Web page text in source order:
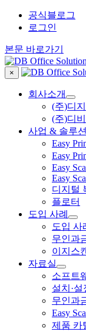
공식블로그
로그인
본문 바로가기
×
회사소개
(주)디
(주)디
사업 & 솔루션
Easy
Easy
Easy
Easy
디지털
플로터
도입 사례
도입 사
무인과
이지스
자료실
소프트
설치·
무인과
Easy
제품 카